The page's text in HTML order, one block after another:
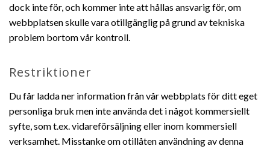
dock inte för, och kommer inte att hållas ansvarig för, om
webbplatsen skulle vara otillgänglig på grund av tekniska
problem bortom vår kontroll.
Restriktioner
Du får ladda ner information från vår webbplats för ditt eget
personliga bruk men inte använda det i något kommersiellt
syfte, som t.ex. vidareförsäljning eller inom kommersiell
verksamhet. Misstanke om otillåten användning av denna